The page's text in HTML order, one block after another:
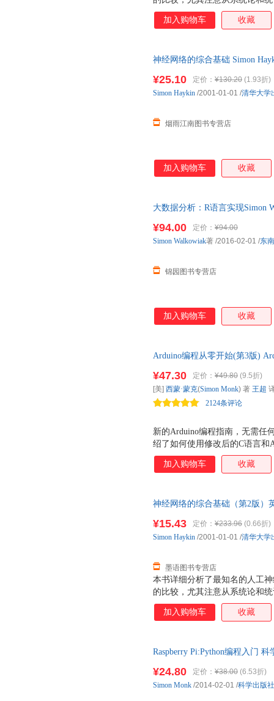
加入购物车 收藏
神经网络的综合基础 Simon
¥25.10 定价： ¥130.20 (1.93折)
烟雨江南图书专营店
Simon Haykin /2001-01-01 /清华大学
加入购物车 收藏
大数据分析：R语言实现Simon
¥94.00 定价： ¥94.00
锦园图书专营店
Simon Walkowiak著 /2016-02-01 /东
加入购物车 收藏
Arduino编程从零开始(第3版)
书封底内折页的二维码。
新的Arduino编程指南，无需任
绍了如何使用修改后的C语言
Arduino模型的程序。电子学大
导，引导你快速掌握所有概念
配置Arduino并开始编写sketch
Arduino兼容板，包括ESP32、
● 编写sketch程序，将数据存储
¥47.30 定价： ¥49.80 (9.5折)
2124条评论
[美] 西蒙·蒙克(Simon Monk) 著 王超
加入购物车 收藏
神经网络的综合基础（第2版）
本书详细分析了最知名的人工
的比较，尤其注意从系统论和
¥15.43 定价： ¥233.96 (0.66折)
墨语图书专营店
Simon Haykin /2001-01-01 /清华大学
加入购物车 收藏
Raspberry Pi:Python编程入门
¥24.80 定价： ¥38.00 (6.53折)
Simon Monk /2014-02-01 /科学出版社